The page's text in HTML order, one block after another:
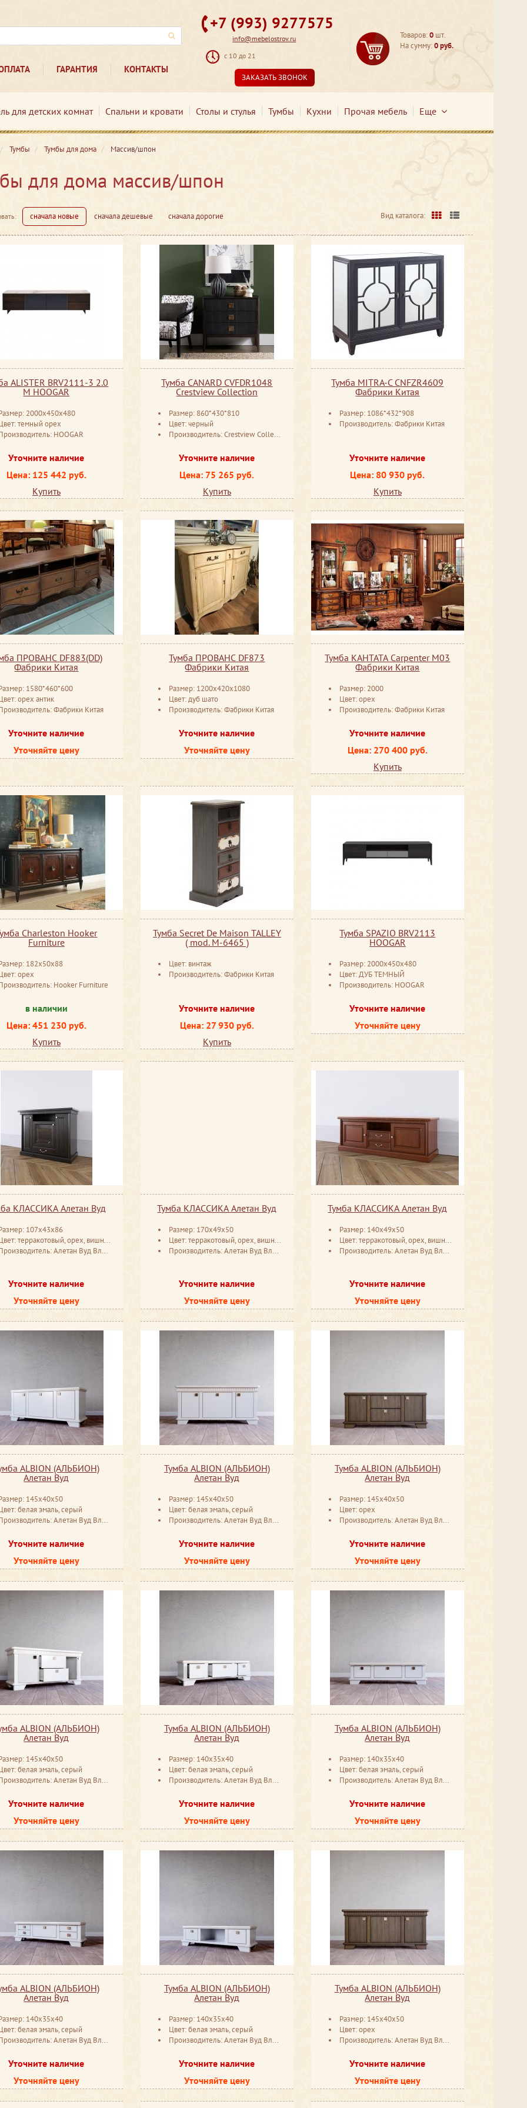
ГАРАНТИЯ КОНТАКТЫ
+7 (993) 9277575
info@mebelostrov.ru
с 10 до 21
ЗАКАЗАТЬ ЗВОНОК
Товаров:0 шт.
На сумму:0 руб.
для детских комнат Спальни и кровати Столы и стулья Тумбы Кухни Прочая мебель Еще
Тумбы Тумбы для дома Массив/шпон
для дома массив/шпон
сначала новые сначала дешевые сначала дорогие Вид каталога:
ALISTER BRV2111-3 2.0
M HOOGAR
2000x450x480
темный орех
HOOGAR
Уточните наличие
Цена: 125 442 руб.
Купить
Тумба CANARD CVFDR1048
Crestview Collection
Размер: 860*430*810
Цвет: черный
Производитель: Crestview Collection
Уточните наличие
Цена: 75 265 руб.
Купить
Тумба MITRA-C CNFZR4609
Фабрики Китая
Размер: 1086*432*908
Производитель: Фабрики Китая
Уточните наличие
Цена: 80 930 руб.
Купить
ПРОВАНС DF883(DD)
Фабрики Китая
1580*460*600
орех антик
Фабрики Китая
Уточните наличие
Уточняйте цену
Тумба ПРОВАНС DF873
Фабрики Китая
Размер: 1200x420x1080
Цвет: дуб шато
Производитель: Фабрики Китая
Уточните наличие
Уточняйте цену
Тумба КАНТАТА Carpenter M03
Фабрики Китая
Размер: 2000
Цвет: орех
Производитель: Фабрики Китая
Уточните наличие
Цена: 270 400 руб.
Купить
Charleston Hooker
Furniture
182x50x88
орех
Hooker Furniture
в наличии
Цена: 451 230 руб.
Купить
Тумба Secret De Maison TALLEY
( mod. M-6465 )
Цвет: винтаж
Производитель: Фабрики Китая
Уточните наличие
Цена: 27 930 руб.
Купить
Тумба SPAZIO BRV2113
HOOGAR
Размер: 2000x450x480
Цвет: ДУБ ТЕМНЫЙ
Производитель: HOOGAR
Уточните наличие
Уточняйте цену
КЛАССИКА Алетан Вуд
107x43x86
терракотовый, орех, вишня, антик, белая эмаль, слоновая кость
Алетан Вуд Владимир
Уточните наличие
Уточняйте цену
Тумба КЛАССИКА Алетан Вуд
Размер: 170x49x50
Цвет: терракотовый, орех, вишня, антик, белая эмаль, слоновая кость
Производитель: Алетан Вуд Владимир
Уточните наличие
Уточняйте цену
Тумба КЛАССИКА Алетан Вуд
Размер: 140x49x50
Цвет: терракотовый, орех, вишня, антик, белая эмаль, слоновая кость
Производитель: Алетан Вуд Владимир
Уточните наличие
Уточняйте цену
ALBION (АЛЬБИОН)
Алетан Вуд
145x40x50
белая эмаль, серый
Алетан Вуд Владимир
Уточните наличие
Уточняйте цену
Тумба ALBION (АЛЬБИОН)
Алетан Вуд
Размер: 145x40x50
Цвет: белая эмаль, серый
Производитель: Алетан Вуд Владимир
Уточните наличие
Уточняйте цену
Тумба ALBION (АЛЬБИОН)
Алетан Вуд
Размер: 145x40x50
Цвет: орех
Производитель: Алетан Вуд Владимир
Уточните наличие
Уточняйте цену
ALBION (АЛЬБИОН)
Алетан Вуд
145x40x50
белая эмаль, серый
Алетан Вуд Владимир
Уточните наличие
Уточняйте цену
Тумба ALBION (АЛЬБИОН)
Алетан Вуд
Размер: 140x35x40
Цвет: белая эмаль, серый
Производитель: Алетан Вуд Владимир
Уточните наличие
Уточняйте цену
Тумба ALBION (АЛЬБИОН)
Алетан Вуд
Размер: 140x35x40
Цвет: белая эмаль, серый
Производитель: Алетан Вуд Владимир
Уточните наличие
Уточняйте цену
ALBION (АЛЬБИОН)
Алетан Вуд
140x35x40
белая эмаль, серый
Алетан Вуд Владимир
Уточните наличие
Уточняйте цену
Тумба ALBION (АЛЬБИОН)
Алетан Вуд
Размер: 140x35x40
Цвет: белая эмаль, серый
Производитель: Алетан Вуд Владимир
Уточните наличие
Уточняйте цену
Тумба ALBION (АЛЬБИОН)
Алетан Вуд
Размер: 145x40x50
Цвет: орех
Производитель: Алетан Вуд Владимир
Уточните наличие
Уточняйте цену